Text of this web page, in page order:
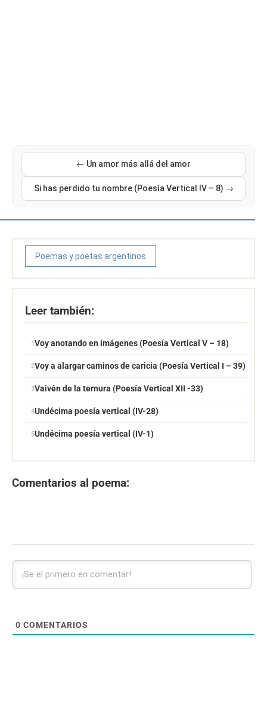
← Un amor más allá del amor
Si has perdido tu nombre (Poesía Vertical IV – 8) →
Poemas y poetas argentinos
Leer también:
Voy anotando en imágenes (Poesía Vertical V – 18)
Voy a alargar caminos de caricia (Poesía Vertical I – 39)
Vaivén de la ternura (Poesía Vertical XII -33)
Undécima poesía vertical (IV-28)
Undécima poesía vertical (IV-1)
Comentarios al poema:
0 COMENTARIOS